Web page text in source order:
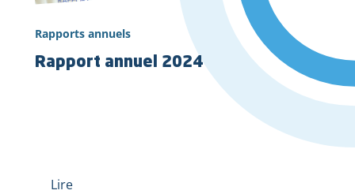
Rapports annuels
Rapport annuel 2024
Lire